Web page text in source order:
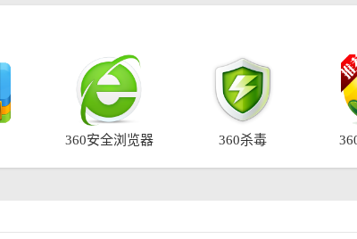
360安全浏览器 360杀毒